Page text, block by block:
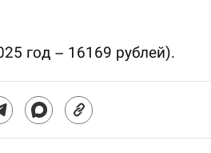
год – 16169 рублей).